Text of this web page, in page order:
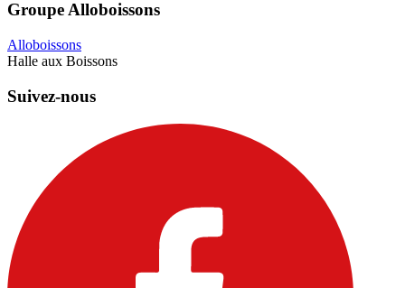
Groupe Alloboissons
Alloboissons
Halle aux Boissons
Suivez-nous